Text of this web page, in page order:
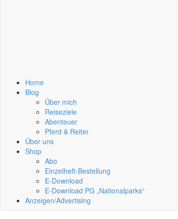
Home
Blog
Über mich
Reiseziele
Abenteuer
Pferd & Reiter
Über uns
Shop
Abo
Einzelheft-Bestellung
E-Download
E-Download PG „Nationalparks“
Anzeigen/Advertising